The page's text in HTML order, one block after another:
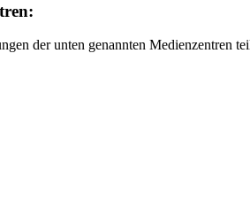
der unten genannten Medienzentren